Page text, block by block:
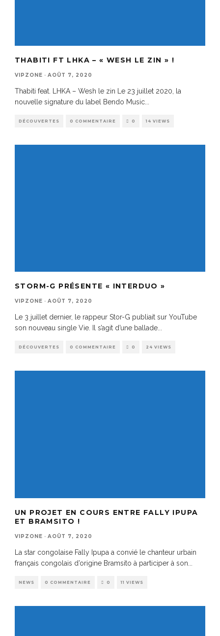
THABITI FT LHKA – « WESH LE ZIN » !
VIPZONE · AOÛT 7, 2020
Thabiti feat. LHKA – Wesh le zin Le 23 juillet 2020, la
nouvelle signature du label Bendo Music
DÉCOUVERTES 0 COMMENTAIRE 0 14 VIEWS
STORM-G PRÉSENTE « INTERDUO »
VIPZONE · AOÛT 7, 2020
Le 3 juillet dernier, le rappeur Stor-G publiait sur YouTube
son nouveau single Vie. Il s’agit d’une ballade...
DÉCOUVERTES 0 COMMENTAIRE 0 24 VIEWS
UN PROJET EN COURS ENTRE FALLY IPUPA
ET BRAMSITO !
VIPZONE · AOÛT 7, 2020
La star congolaise Fally Ipupa a convié le chanteur urbain
français congolais d’origine Bramsito à participer à son
NEWS 0 COMMENTAIRE 0 11 VIEWS